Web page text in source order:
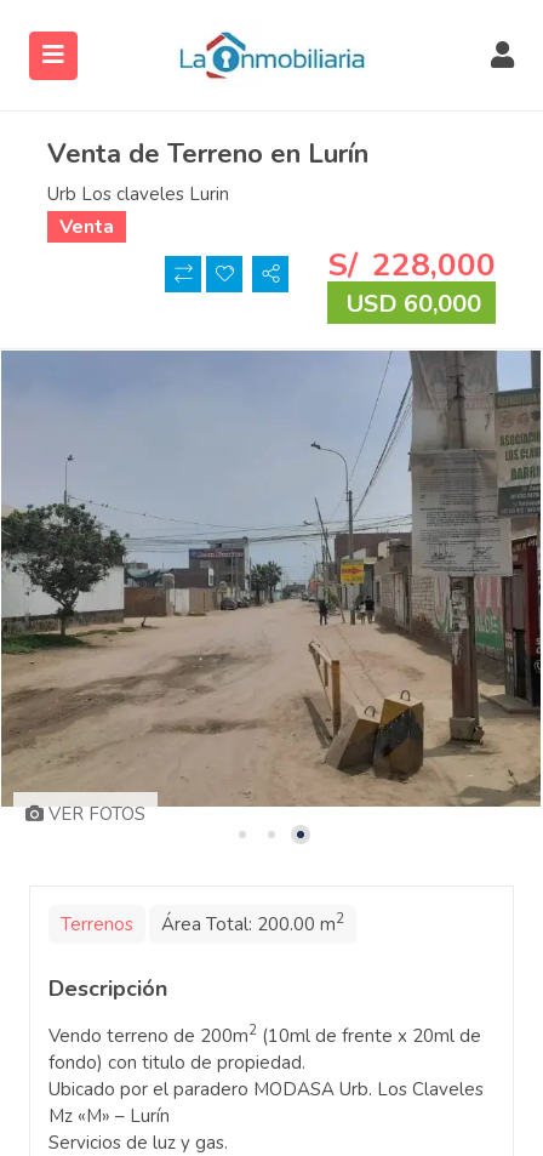
Venta de Terreno en Lurín
Urb Los claveles Lurin
Venta
S/ 228,000
USD 60,000
VER FOTOS
Terrenos Área Total: 200.00 m2
Descripción
Vendo terreno de 200m2(10ml de frente x 20ml de
fondo) con titulo de propiedad.
Ubicado por el paradero MODASA Urb. Los Claveles
Mz «M» – Lurín
Servicios de luz y gas.